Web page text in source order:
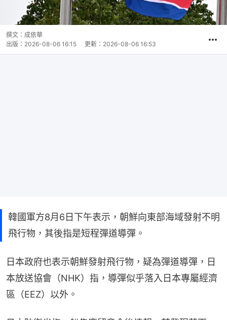
撰文： 成依華
出版： 2026-08-06 16:15 更新： 2026-08-06 16:53
韓國軍方8月6日下午表示，朝鮮向東部海域發射不明
飛行物，其後指是短程彈道導彈。
日本政府也表示朝鮮發射飛行物，疑為彈道導彈，日
本放送協會（NHK）指，導彈似乎落入日本專屬經濟
區（EEZ）以外。